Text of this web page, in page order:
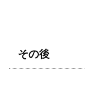
その後